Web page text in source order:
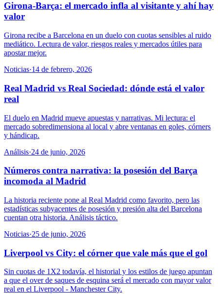
Girona-Barça: el mercado infla al visitante y ahí hay
valor
Girona recibe a Barcelona en un duelo con cuotas sensibles al ruido
mediático. Lectura de valor, riesgos reales y mercados útiles para
apostar mejor.
Noticias·14 de febrero, 2026
Real Madrid vs Real Sociedad: dónde está el valor
real
El duelo en Madrid mueve apuestas y narrativas. Mi lectura: el
mercado sobredimensiona al local y abre ventanas en goles, córners
y hándicap.
Análisis·24 de junio, 2026
Números contra narrativa: la posesión del Barça
incomoda al Madrid
La historia reciente pone al Real Madrid como favorito, pero las
estadísticas subyacentes de posesión y presión alta del Barcelona
cuentan otra historia. Análisis táctico.
Noticias·25 de junio, 2026
Liverpool vs City: el córner que vale más que el gol
Sin cuotas de 1X2 todavía, el historial y los estilos de juego apuntan
a que el over de saques de esquina será el mercado con mayor valor
real en el Liverpool - Manchester City.